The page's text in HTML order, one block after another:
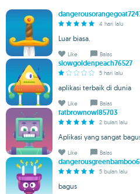
4 hari lalu
Luar biasa.
Like Balas
slowgoldenpeach76527
5 hari lalu
aplikasi terbaik di dunia
Like Balas
fatbrownowl85703
2 bulan lalu
Aplikasi yang sangat
Like Balas
5 bulan lalu
bagus